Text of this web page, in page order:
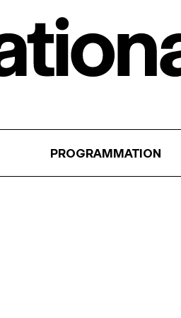
PROGRAMMATION